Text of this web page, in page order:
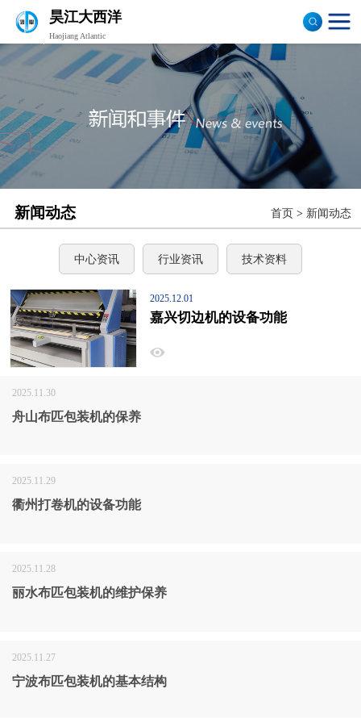
昊江大西洋
Haojiang Atlantic
新闻动态 首页 > 新闻动态
中心资讯 行业资讯 技术资料
2025.12.01
嘉兴切边机的设备功能
2025.11.30
舟山布匹包装机的保养
2025.11.29
衢州打卷机的设备功能
2025.11.28
丽水布匹包装机的维护保养
2025.11.27
宁波布匹包装机的基本结构
验布机
打卷机
切边机
布匹包装机